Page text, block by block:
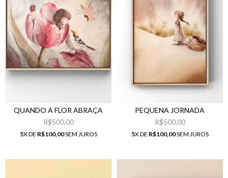
QUANDO A FLOR ABRAÇA
R$500,00
5X DE R$100,00SEM JUROS
PEQUENA JORNADA
R$500,00
5X DE R$100,00SEM JUROS